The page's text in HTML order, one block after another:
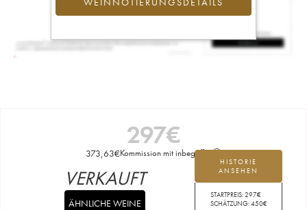
297€
373,63€Kommission mit inbegriffen
HISTORIE
ANSEHEN
STARTPREIS:297€
SCHÄTZUNG:450€
VERKAUFT
ÄHNLICHE WEINE